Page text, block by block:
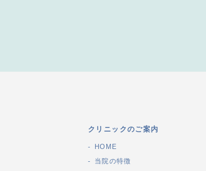
クリニックのご案内
HOME
当院の特徴